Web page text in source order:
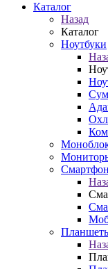
Каталог
Назад
Каталог
Ноутбуки